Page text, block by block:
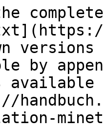
by
available